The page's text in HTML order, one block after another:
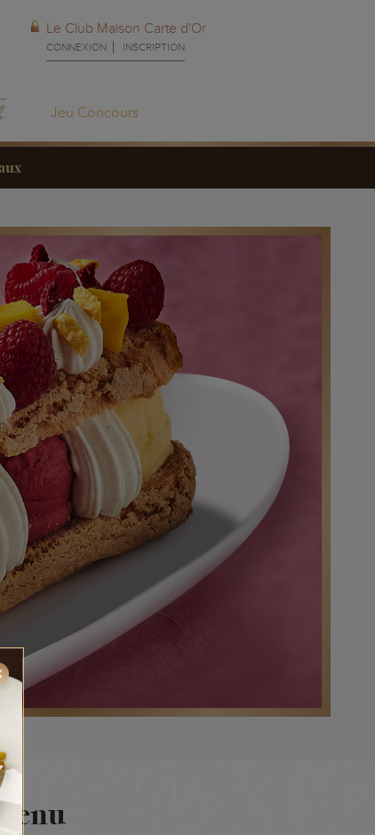
Jeu Concours
Le Club Maison Carte d'Or
CONNEXION INSCRIPTION